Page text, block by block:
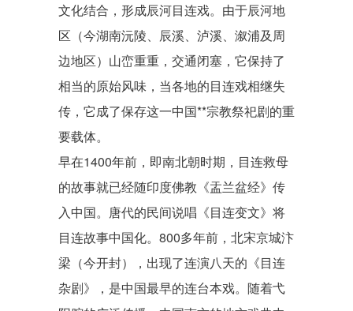
文化结合，形成辰河目连戏。由于辰河地
区（今湖南沅陵、辰溪、泸溪、溆浦及周
边地区）山峦重重，交通闭塞，它保持了
相当的原始风味，当各地的目连戏相继失
传，它成了保存这一中国**宗教祭祀剧的重
要载体。
早在1400年前，即南北朝时期，目连救母
的故事就已经随印度佛教《盂兰盆经》传
入中国。唐代的民间说唱《目连变文》将
目连故事中国化。800多年前，北宋京城汴
梁（今开封），出现了连演八天的《目连
杂剧》，是中国最早的连台本戏。随着弋